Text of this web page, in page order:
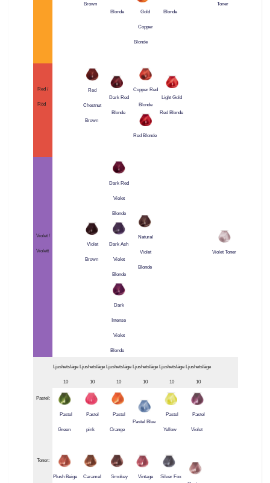
Brown
Blonde
Gold
Copper
Blonde
Blonde
Toner
Red /
Röd
Red
Chestnut
Brown
Dark Red
Blonde
Copper Red
Blonde
Red Blonde
Light Gold
Red Blonde
Violet /
Violett
Violet
Brown
Dark Red
Violet
Blonde
Dark Ash
Violet
Blonde
Dark
Intense
Violet
Blonde
Natural
Violet
Blonde
Violet Toner
Ljushetsläge
10
Ljushetsläge
10
Ljushetsläge
10
Ljushetsläge
10
Ljushetsläge
10
Ljushetsläge
10
Pastel:
Pastel
Green
Pastel
pink
Pastel
Orange
Pastel Blue
Pastel
Yellow
Pastel
Violet
Toner:
Plush Beige Caramel Smokey Vintage
Silver Fox